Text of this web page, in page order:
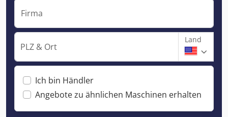
Firma
PLZ & Ort
Land
Ich bin Händler
Angebote zu ähnlichen Maschinen erhalten